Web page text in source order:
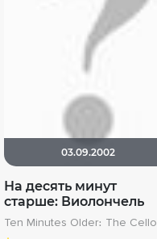
03.09.2002
На десять минут
старше: Виолончель
Ten Minutes Older։ The Cello